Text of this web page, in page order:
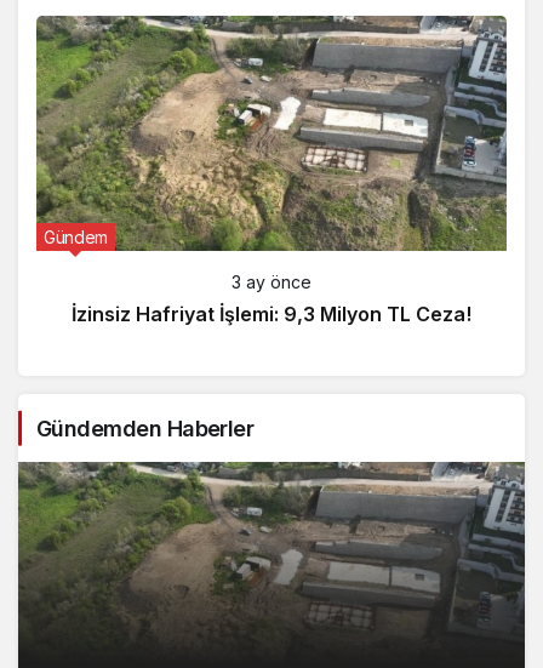
Gündem
3 ay önce
İzinsiz Hafriyat İşlemi: 9,3 Milyon TL Ceza!
Gündemden Haberler